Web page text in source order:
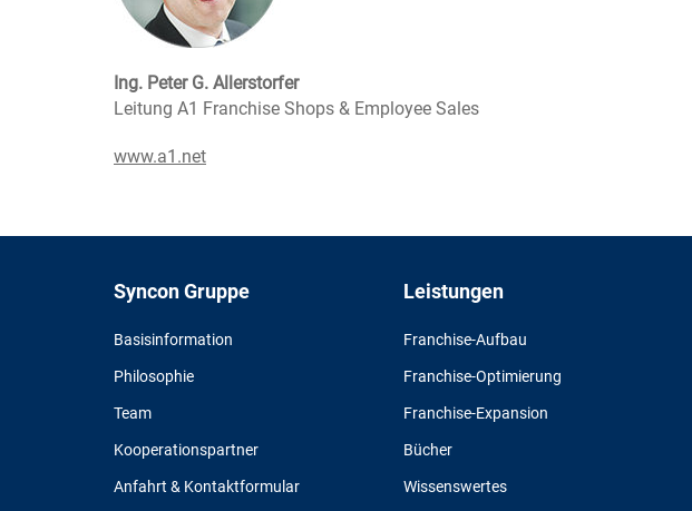
Ing. Peter G. Allerstorfer
Leitung A1 Franchise Shops & Employee Sales
www.a1.net
Syncon Gruppe
Basisinformation
Philosophie
Team
Kooperationspartner
Anfahrt & Kontaktformular
Leistungen
Franchise-Aufbau
Franchise-Optimierung
Franchise-Expansion
Bücher
Wissenswertes